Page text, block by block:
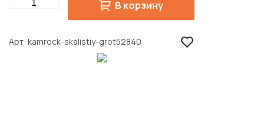
В корзину
Арт kamrock-skalistiy-grot52840